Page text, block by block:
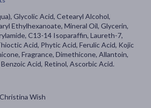
Glycolic Acid, Cetearyl Alcohol,
Ethylhexanoate, Mineral Oil, Glycerin,
C13-14 Isoparaffin, Laureth-7,
Acid, Phytic Acid, Ferulic Acid, Kojic
Fragrance, Dimethicone, Allantoin,
Acid, Retinol, Ascorbic Acid.
Wish